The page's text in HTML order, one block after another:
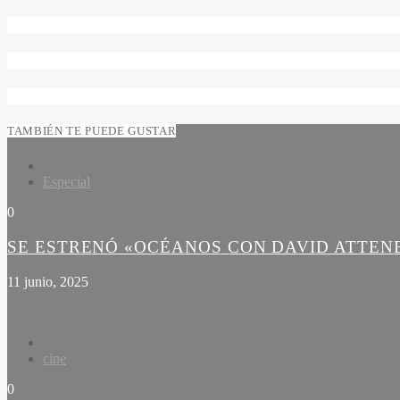
TAMBIÉN TE PUEDE GUSTAR
Especial
0
SE ESTRENÓ «OCÉANOS CON DAVID
11 junio, 2025
cine
0